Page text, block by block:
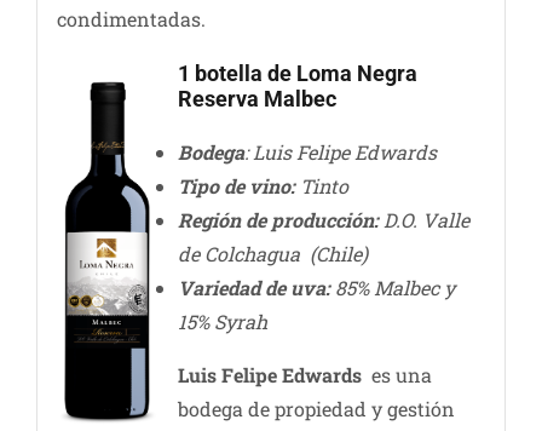
condimentadas.
1 botella de Loma Negra
Reserva Malbec
Bodega: Luis Felipe Edwards
Tipo de vino:Tinto
Región de producción:D.O. Valle
de Colchagua (Chile)
Variedad de uva:85% Malbec y
15% Syrah
Luis Felipe Edwards es una
bodega de propiedad y gestión